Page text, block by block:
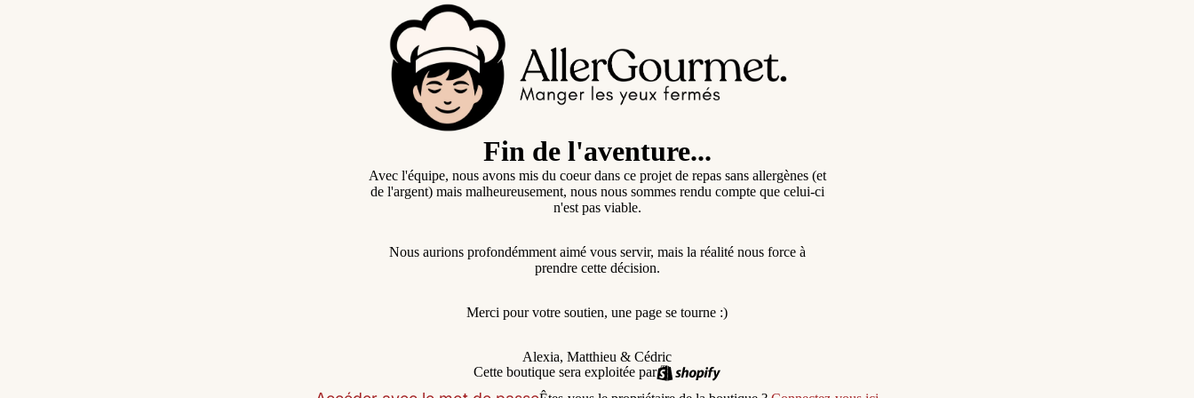
Fin de l'aventure...
Avec l'équipe, nous avons mis du coeur dans ce projet de repas sans allergènes (et
de l'argent) mais malheureusement, nous nous sommes rendu compte que celui-ci
n'est pas viable.
Nous aurions profondémment aimé vous servir, mais la réalité nous force à
prendre cette décision.
Merci pour votre soutien, une page se tourne :)
Alexia, Matthieu & Cédric
Cette boutique sera exploitée par